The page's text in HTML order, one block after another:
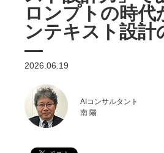
ロンプトの時代
ンテキスト設計
―
2026.06.19
AIコンサルタント
南 陽